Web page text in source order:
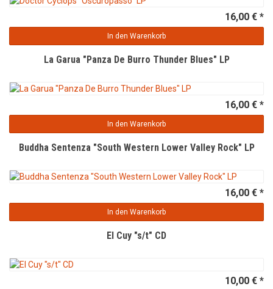
16,00 € *
In den Warenkorb
La Garua "Panza De Burro Thunder Blues" LP
16,00 € *
In den Warenkorb
Buddha Sentenza "South Western Lower Valley Rock" LP
16,00 € *
In den Warenkorb
El Cuy "s/t" CD
10,00 € *